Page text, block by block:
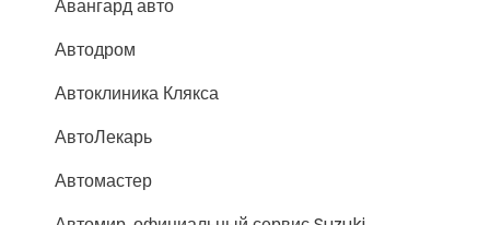
Авангард авто
Автодром
Автоклиника Клякса
АвтоЛекарь
Автомастер